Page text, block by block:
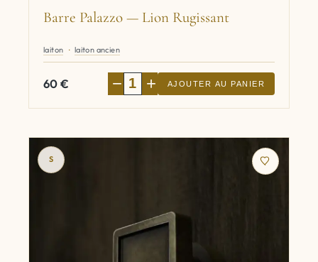
Barre Palazzo — Lion Rugissant
laiton laiton ancien
60€ − + AJOUTER AU PANIER
S